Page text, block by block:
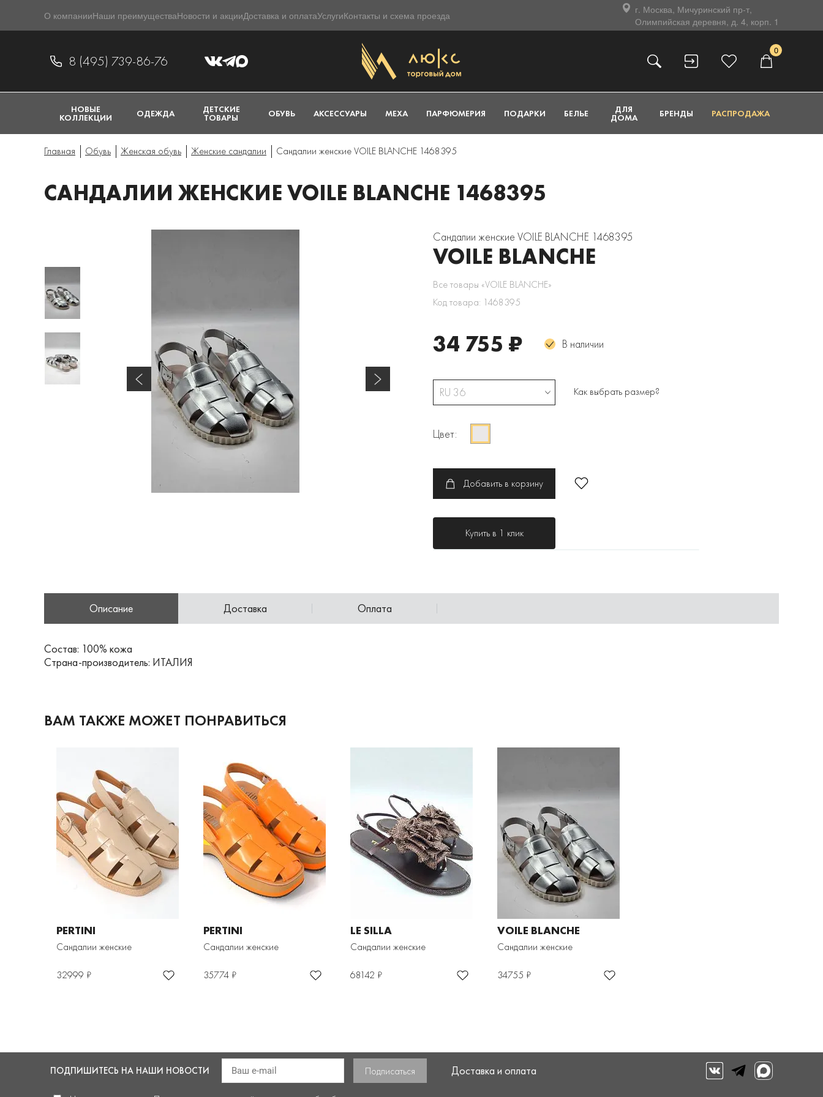
О компанииНаши преимуществаНовости и акцииДоставка и оплатаУслугиКонтакты и схема проезда
г. Москва, Мичуринский пр-т,
Олимпийская деревня, д. 4, корп. 1
8 (495) 739-86-76
0
НОВЫЕ
КОЛЛЕКЦИИ ОДЕЖДА ДЕТСКИЕ
ТОВАРЫ ОБУВЬ АКСЕССУАРЫ МЕХА ПАРФЮМЕРИЯ ПОДАРКИ БЕЛЬЕ ДЛЯ
ДОМА БРЕНДЫ РАСПРОДАЖА
Главная Обувь Женская обувь Женские сандалии Сандалии женские VOILE BLANCHE 1468395
САНДАЛИИ ЖЕНСКИЕ VOILE BLANCHE 1468395
Сандалии женские VOILE BLANCHE 1468395
VOILE BLANCHE
Все товары «VOILE BLANCHE»
Код товара: 1468395
34 755 ₽ В наличии
RU 36 Как выбрать размер?
Цвет:
Добавить в корзину
Купить в 1 клик
Описание Доставка Оплата
Состав: 100% кожа
Страна-производитель: ИТАЛИЯ
ВАМ ТАКЖЕ МОЖЕТ ПОНРАВИТЬСЯ
PERTINI
Сандалии женские
32999 ₽
PERTINI
Сандалии женские
35774 ₽
LE SILLA
Сандалии женские
68142 ₽
VOILE BLANCHE
Сандалии женские
34755 ₽
ПОДПИШИТЕСЬ НА НАШИ НОВОСТИ Доставка и оплата